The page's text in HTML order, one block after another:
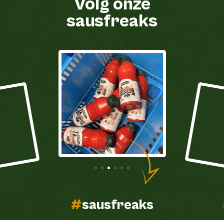
Volg onze
sausfreaks
#sausfreaks